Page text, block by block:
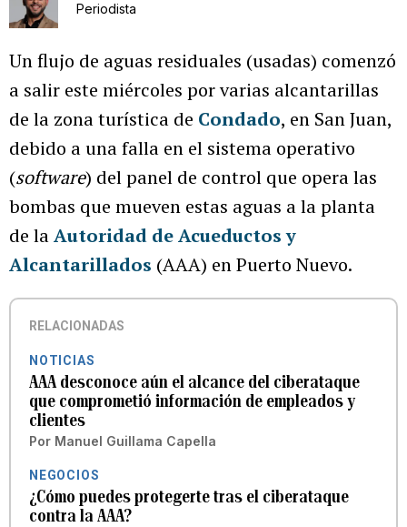
Periodista
Un flujo de aguas residuales (usadas) comenzó
a salir este miércoles por varias alcantarillas
de la zona turística de Condado, en San Juan,
debido a una falla en el sistema operativo
(software) del panel de control que opera las
bombas que mueven estas aguas a la planta
de laAutoridad de Acueductos y
Alcantarillados (AAA) en Puerto Nuevo.
RELACIONADAS
NOTICIAS
AAA desconoce aún el alcance del ciberataque
que comprometió información de empleados y
clientes
Por Manuel Guillama Capella
NEGOCIOS
¿Cómo puedes protegerte tras el ciberataque
contra la AAA?